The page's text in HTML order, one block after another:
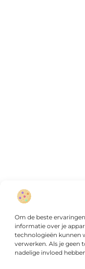
Om de beste
informatie over je
technologieën kunnen
verwerken. Als je
nadelige invloed